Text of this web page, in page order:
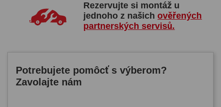
Rezervujte si montáž u
jednoho z našichověřených
partnerských servisů.
Potrebujete pomôcť s výberom?
Zavolajte nám